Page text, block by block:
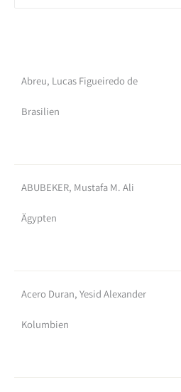
Abreu, Lucas Figueiredo de
Brasilien
ABUBEKER, Mustafa M. Ali
Ägypten
Acero Duran, Yesid Alexander
Kolumbien